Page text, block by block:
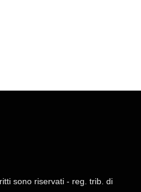
sono riservati - reg. trib. di